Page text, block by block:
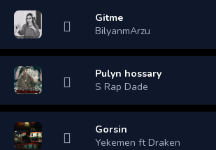
Gitme
BilyanmArzu
Pulyn hossary
S Rap Dade
Gorsin
Yekemen ft Draken